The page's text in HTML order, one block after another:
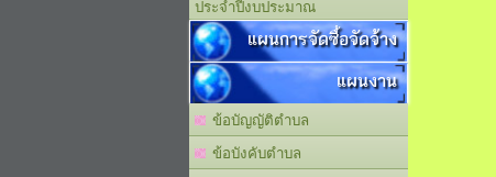
ประจำปีงบประมาณ
แผนการจัดซื้อจัดจ้าง
แผนงาน
ข้อบัญญัติตำบล
ข้อบังคับตำบล